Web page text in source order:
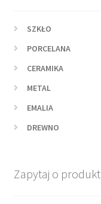
SZKŁO
PORCELANA
CERAMIKA
METAL
EMALIA
DREWNO
Zapytaj o produkt